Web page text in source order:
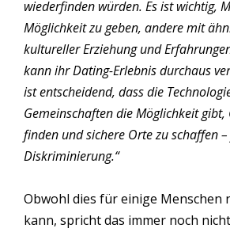
wiederfinden würden. Es ist wichtig,
Möglichkeit zu geben, andere mit
kultureller Erziehung und
kannihr Dating-Erlebnis durchaus
ist entscheidend, dass die
Gemeinschaften die Möglichkeit gibt,
finden und sichere Orte zu schaffen
Diskriminierung.“
Obwohl dies für einige Menschen
kann, spricht das immer noch